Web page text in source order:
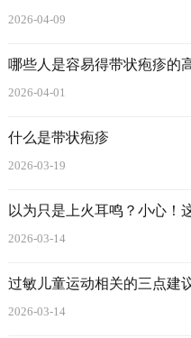
2026-04-09
哪些人是容易得带状疱疹的
2026-04-01
什么是带状疱疹
2026-03-19
以为只是上火耳鸣？小心！
2026-03-14
过敏儿童运动相关的三点建
2026-03-14